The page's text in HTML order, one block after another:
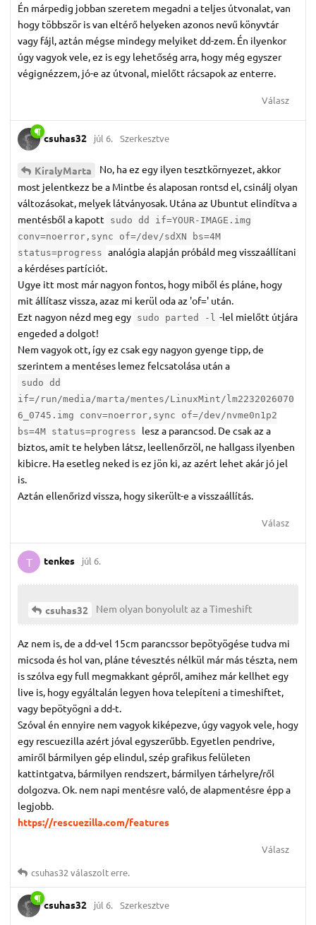
Én márpedig jobban szeretem megadni a teljes útvonalat, van
hogy többször is van eltérő helyeken azonos nevű könyvtár
vagy fájl, aztán mégse mindegy melyiket dd-zem. Én ilyenkor
úgy vagyok vele, ez is egy lehetőség arra, hogy még egyszer
végignézzem, jó-e az útvonal, mielőtt rácsapok az enterre.
Válasz
csuhas32 júl 6. Szerkesztve
KiralyMarta
No, ha ez egy ilyen tesztkörnyezet, akkor
most jelentkezz be a Mintbe és alaposan rontsd el, csinálj olyan
változásokat, melyek látványosak. Utána az Ubuntut elindítva a
mentésből a kapott
sudo dd if=YOUR-IMAGE.img
conv=noerror,sync of=/dev/sdXN bs=4M
status=progress analógia alapján próbáld meg visszaállítani
a kérdéses partíciót.
Ugye itt most már nagyon fontos, hogy miből és pláne, hogy
mit állítasz vissza, azaz mi kerül oda az 'of=' után.
Ezt nagyon nézd meg egy sudo parted -l -lel mielőtt útjára
engeded a dolgot!
Nem vagyok ott, így ez csak egy nagyon gyenge tipp, de
szerintem a mentéses lemez felcsatolása után a
sudo dd
if=/run/media/marta/mentes/LinuxMint/lm2232026070
6_0745.img conv=noerror,sync of=/dev/nvme0n1p2
bs=4M status=progress
lesz a parancsod. De csak az a
biztos, amit te helyben látsz, leellenőrzöl, ne hallgass ilyenben
kibicre. Ha esetleg neked is ez jön ki, az azért lehet akár jó jel
is.
Aztán ellenőrizd vissza, hogy sikerült-e a visszaállítás.
Válasz
T tenkes júl 6.
csuhas32 Nem olyan bonyolult az a Timeshift
Az nem is, de a dd-vel 15cm parancssor bepötyögése tudva mi
micsoda és hol van, pláne tévesztés nélkül már más tészta, nem
is szólva egy full megmakkant gépről, amihez már kellhet egy
live is, hogy egyáltalán legyen hova telepíteni a timeshiftet,
vagy bepötyögni a dd-t.
Szóval én ennyire nem vagyok kiképezve, úgy vagyok vele, hogy
egy rescuezilla azért jóval egyszerűbb. Egyetlen pendrive,
amiről bármilyen gép elindul, szép grafikus felületen
kattintgatva, bármilyen rendszert, bármilyen tárhelyre/ről
dolgozva. Ok. nem napi mentésre való, de alapmentésre épp a
legjobb.
https://rescuezilla.com/features
Válasz
csuhas32 válaszolt erre.
csuhas32 júl 6. Szerkesztve